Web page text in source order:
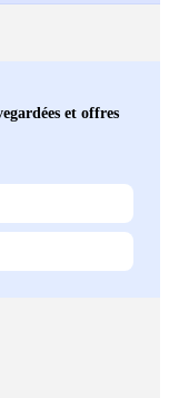
et offres